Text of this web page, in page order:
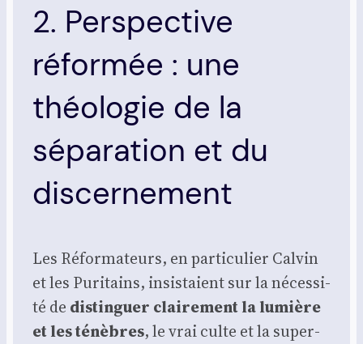
2. Perspective
réformée : une
théologie de la
séparation et du
discernement
Les Réfor­ma­teurs, en par­ti­cu­lier Cal­vin
et les Puri­tains, insis­taient sur la néces­si­
té de dis­tin­guer clai­re­ment la lumière
et les ténèbres, le vrai culte et la super­